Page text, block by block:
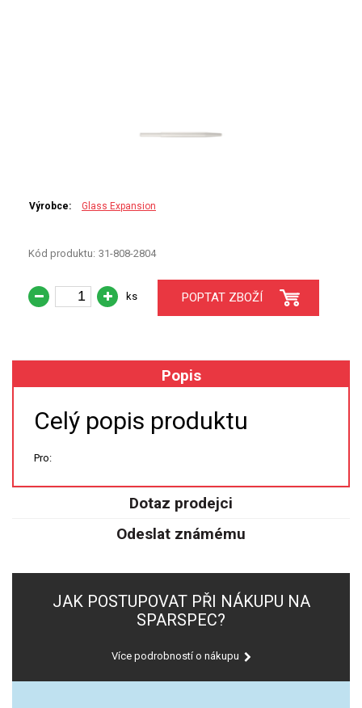
FÓLIE XRF
VZORKOVNICE XRF
STANDARDNÍ ROZTOKY A RM
DETEKTORY HPLC
VÝBOJKY PRO UV/VIS
Výrobce: Glass Expansion
Kód produktu: 31-808-2804
ks POPTAT ZBOŽÍ
Popis
Celý popis produktu
Pro:
Dotaz prodejci
Odeslat známému
JAK POSTUPOVAT PŘI NÁKUPU NA
SPARSPEC?
Více podrobností o nákupu